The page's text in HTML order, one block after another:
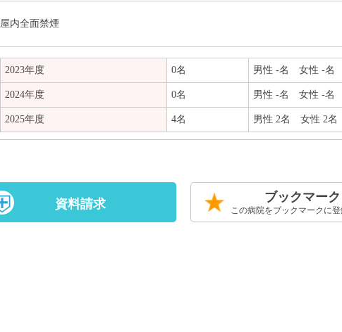
屋内全面禁煙
2023年度 0名 男性 -名 女性 -名
2024年度 0名 男性 -名 女性 -名
2025年度 4名 男性 2名 女性 2名
資料請求 ブックマーク
この病院をブックマークに